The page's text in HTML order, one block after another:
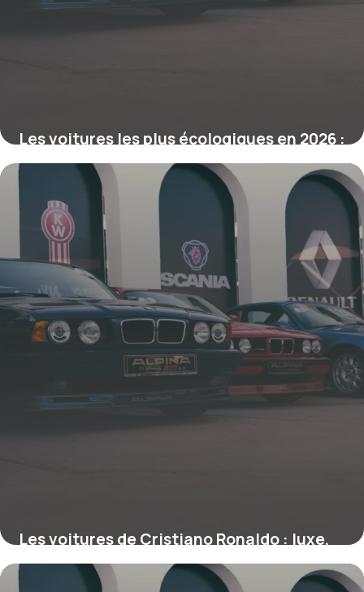
Les voitures les plus écologiques en 2026 :
top infaillible
Les voitures de Cristiano Ronaldo : luxe,
performance et image de légende